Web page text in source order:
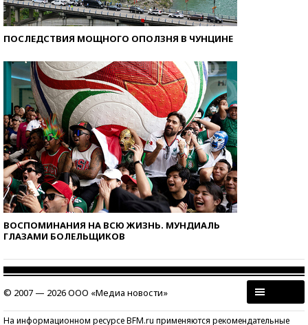
ПОСЛЕДСТВИЯ МОЩНОГО ОПОЛЗНЯ В ЧУНЦИНЕ
ВОСПОМИНАНИЯ НА ВСЮ ЖИЗНЬ. МУНДИАЛЬ
ГЛАЗАМИ БОЛЕЛЬЩИКОВ
© 2007 — 2026 ООО «Медиа новости»
На информационном ресурсе BFM.ru применяются рекомендательные